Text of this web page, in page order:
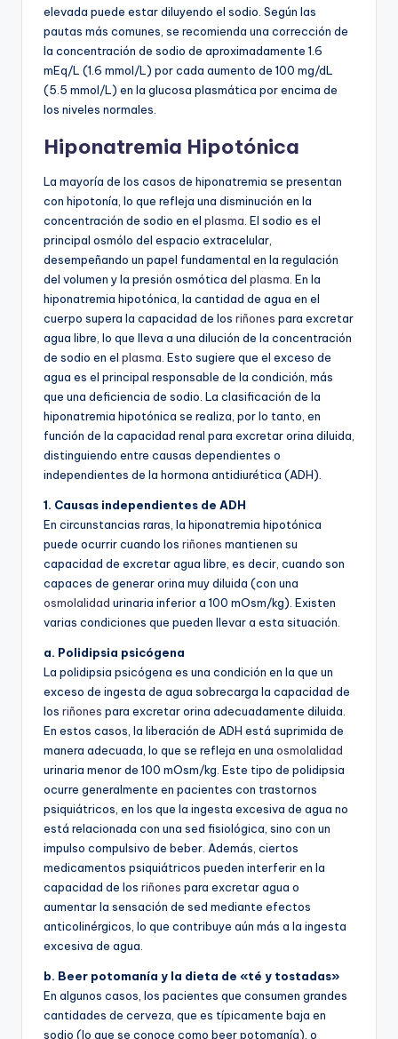
elevada puede estar diluyendo el sodio. Según las
pautas más comunes, se recomienda una corrección de
la concentración de sodio de aproximadamente 1.6
mEq/L (1.6 mmol/L) por cada aumento de 100 mg/dL
(5.5 mmol/L) en la glucosa plasmática por encima de
los niveles normales.
Hiponatremia Hipotónica
La mayoría de los casos de hiponatremia se presentan
con hipotonía, lo que refleja una disminución en la
concentración de sodio en el plasma . El sodio es el
principal osmólo del espacio extracelular,
desempeñando un papel fundamental en la regulación
del volumen y la presión osmótica del plasma . En la
hiponatremia hipotónica, la cantidad de agua en el
cuerpo supera la capacidad de los riñones para excretar
agua libre, lo que lleva a una dilución de la concentración
de sodio en el plasma . Esto sugiere que el exceso de
agua es el principal responsable de la condición, más
que una deficiencia de sodio. La clasificación de la
hiponatremia hipotónica se realiza, por lo tanto, en
función de la capacidad renal para excretar orina diluida,
distinguiendo entre causas dependientes o
independientes de la hormona antidiurética (ADH).
1. Causas independientes de ADH
En circunstancias raras, la hiponatremia hipotónica
puede ocurrir cuando los riñones mantienen su
capacidad de excretar agua libre, es decir, cuando son
capaces de generar orina muy diluida (con una
osmolalidad urinaria inferior a 100 mOsm/kg). Existen
varias condiciones que pueden llevar a esta situación.
a. Polidipsia psicógena
La polidipsia psicógena es una condición en la que un
exceso de ingesta de agua sobrecarga la capacidad de
los riñones para excretar orina adecuadamente diluida.
En estos casos, la liberación de ADH está suprimida de
manera adecuada, lo que se refleja en una osmolalidad
urinaria menor de 100 mOsm/kg. Este tipo de polidipsia
ocurre generalmente en pacientes con trastornos
psiquiátricos, en los que la ingesta excesiva de agua no
está relacionada con una sed fisiológica, sino con un
impulso compulsivo de beber. Además, ciertos
medicamentos psiquiátricos pueden interferir en la
capacidad de los riñones para excretar agua o
aumentar la sensación de sed mediante efectos
anticolinérgicos, lo que contribuye aún más a la ingesta
excesiva de agua.
b. Beer potomanía y la dieta de «té y tostadas»
En algunos casos, los pacientes que consumen grandes
cantidades de cerveza, que es típicamente baja en
sodio (lo que se conoce como beer potomanía), o